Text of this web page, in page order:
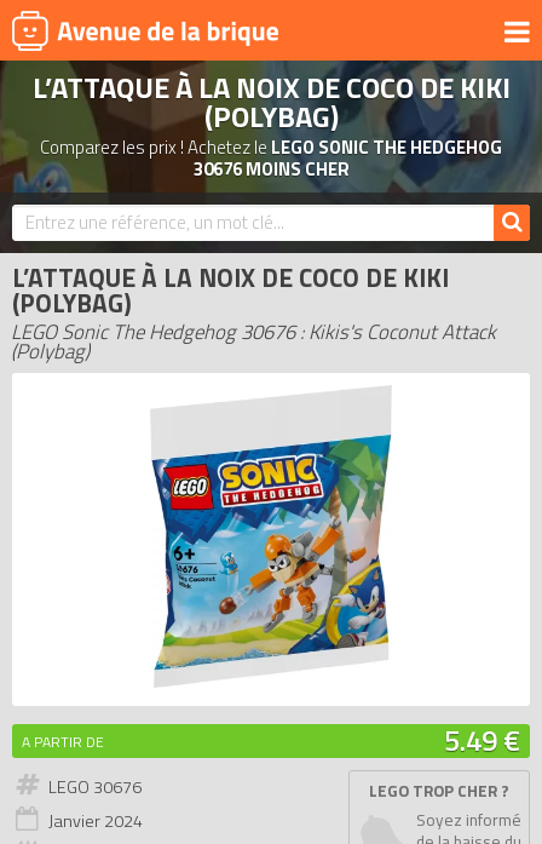
UNIVERS
PRODUITS DÉRIVÉS
NOUVEAUTÉS
LEGO 2026
BONS PLANS
ASSOCIATIONS DE FANS
EXPOSITIONS LEGO
LEGO LES PLUS CHERS
DERNIERS LEGO AJOUTÉS
L’ATTAQUE À LA NOIX DE COCO DE KIKI
(POLYBAG)
Comparez les prix ! Achetez le LEGO SONIC THE HEDGEHOG
30676 MOINS CHER
L’ATTAQUE À LA NOIX DE COCO DE KIKI
(POLYBAG)
LEGO Sonic The Hedgehog 30676 : Kikis's Coconut Attack
(Polybag)
A PARTIR DE 5.49 €
LEGO 30676
Janvier2024
LEGO TROP CHER ?
Soyez informé